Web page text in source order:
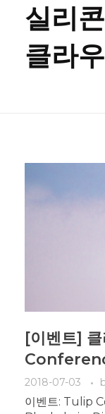
실리
클라
[이벤트]
2018-07-03
이벤트: Tulip